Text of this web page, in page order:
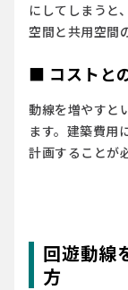
にしてしまうと
空間と共用空間
■ コストと
動線を増やすと
ます。建築費用
計画することが
回遊動線
方